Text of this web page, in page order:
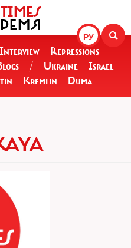
РУ
Interview
Repressions
/ Ukraine
Israel
Kremlin Duma